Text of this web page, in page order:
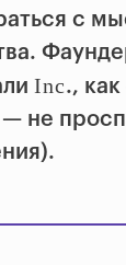
с
Inc.,
— не